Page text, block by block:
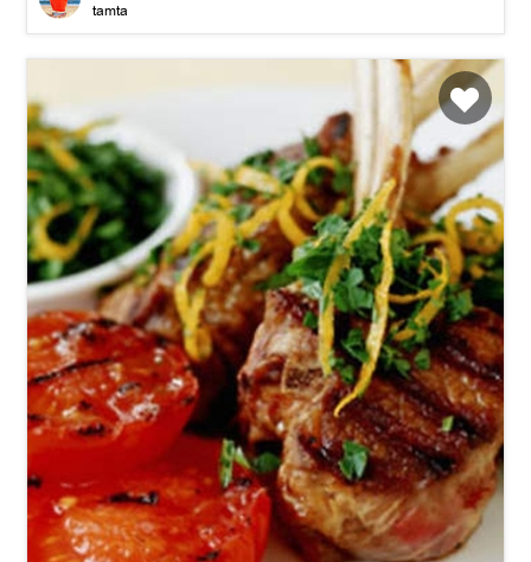
tamta